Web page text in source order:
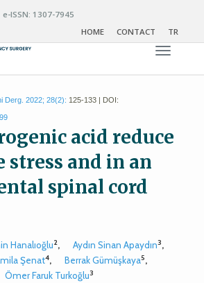
ISSN: 1307-7945
HOME
CONTACT TR
Toggle
Derg. 2022; 28(2): 125-133 | DOI:
acid reduce
stress and in an
spinal cord
Hanalıoğlu2, Aydın Sinan Apaydın3,
Şenat4, Berrak Gümüşkaya5,
Ömer Faruk Turkoğlu3